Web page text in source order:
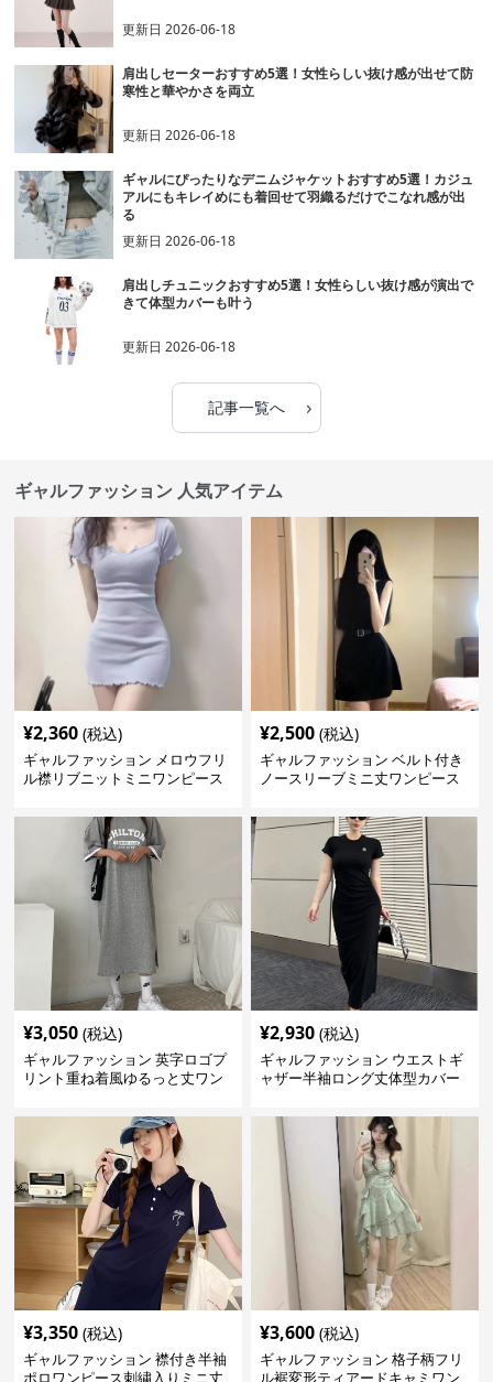
更新日2026-06-18
肩出しセーターおすすめ5選！女性らしい抜け感が出せて防
寒性と華やかさを両立
更新日2026-06-18
ギャルにぴったりなデニムジャケットおすすめ5選！カジュ
アルにもキレイめにも着回せて羽織るだけでこなれ感が出
る
更新日2026-06-18
肩出しチュニックおすすめ5選！女性らしい抜け感が演出で
きて体型カバーも叶う
更新日2026-06-18
記事一覧へ ›
ギャルファッション 人気アイテム
¥2,360 (税込)
ギャルファッション メロウフリ
ル襟リブニットミニワンピース
¥2,500 (税込)
ギャルファッション ベルト付き
ノースリーブミニ丈ワンピース
¥3,050 (税込)
ギャルファッション 英字ロゴプ
リント重ね着風ゆるっと丈ワン
¥2,930 (税込)
ギャルファッション ウエストギ
ャザー半袖ロング丈体型カバー
¥3,350 (税込)
ギャルファッション 襟付き半袖
ポロワンピース刺繍入りミニ丈
¥3,600 (税込)
ギャルファッション 格子柄フリ
ル裾変形ティアードキャミワン